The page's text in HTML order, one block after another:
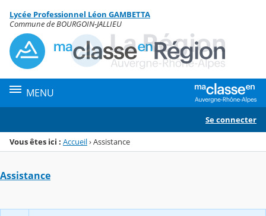
Menu de la rubrique
Contenu
Lycée Professionnel Léon GAMBETTA
Commune de BOURGOIN-JALLIEU
MENU
Se connecter
Vous êtes ici : Accueil›Assistance
Assistance